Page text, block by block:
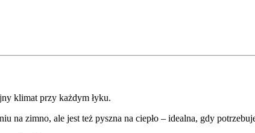
klimat przy każdym łyku.
na zimno, ale jest też pyszna na ciepło – idealna, gdy